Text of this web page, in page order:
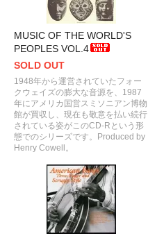
MUSIC OF THE WORLD'S
PEOPLES VOL.4
SOLD OUT
1948年から運営されていたフォー
クウェイズの膨大な音源を、1987
年にアメリカ国営スミソニアン博物
館が買収し、現在も敬意を払い続行
されている姿がこのCD-Rという形
態でのシリーズです。Produced by
Henry Cowell。